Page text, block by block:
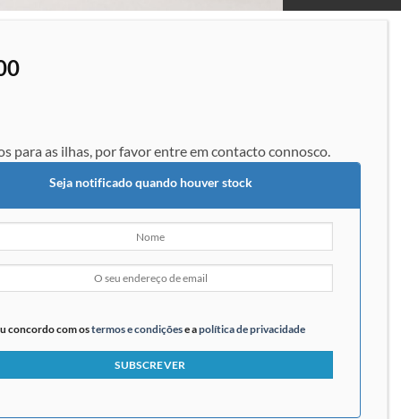
para as ilhas, por favor entre em contacto connosco.
Seja notificado quando houver stock
concordo com ostermos e condiçõese apolítica de privacidade